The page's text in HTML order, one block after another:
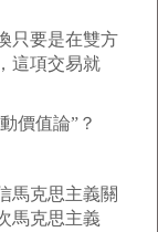
只要是在雙方
這項交易就
價值論”？
馬克思主義關
馬克思主義